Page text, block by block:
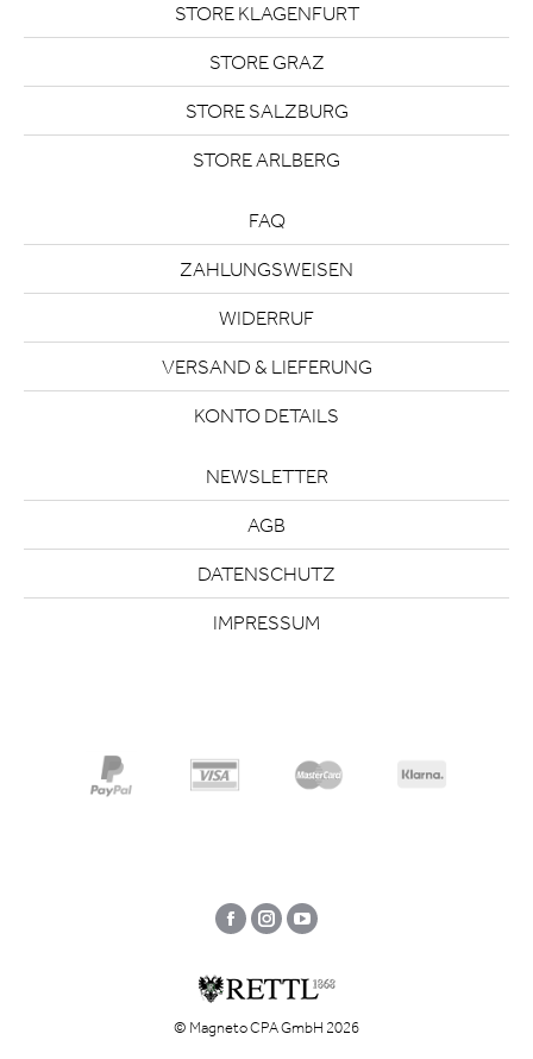
STORE KLAGENFURT
STORE GRAZ
STORE SALZBURG
STORE ARLBERG
FAQ
ZAHLUNGSWEISEN
WIDERRUF
VERSAND & LIEFERUNG
KONTO DETAILS
NEWSLETTER
AGB
DATENSCHUTZ
IMPRESSUM
Facebook
InstagramYouTube
© Magneto CPA GmbH 2026